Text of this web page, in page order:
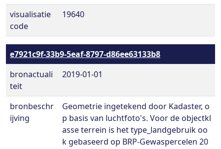
visualisatie
code
19640
e7921c9f-33b9-5eaf-8797-d86ee63133b8
bronactuali
teit
2019-01-01
bronbeschr
ijving
Geometrie ingetekend door Kadaster, o
p basis van luchtfoto's. Voor de objectkl
asse terrein is het type_landgebruik oo
k gebaseerd op BRP-Gewaspercelen 20